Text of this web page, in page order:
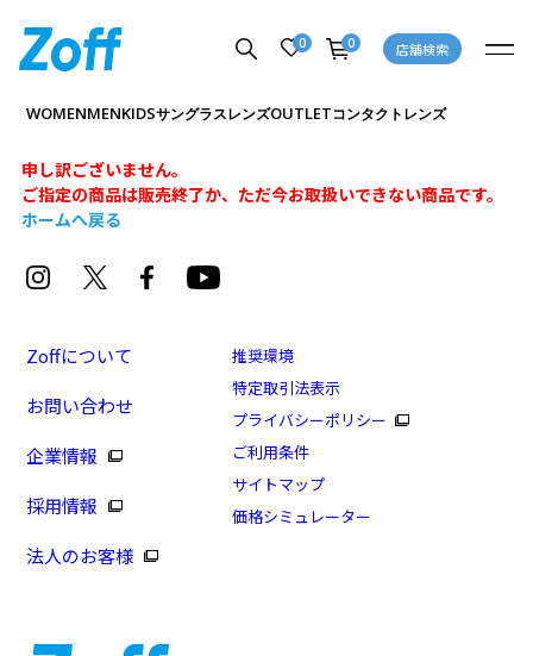
0 0 店舗検索
WOMENMENKIDSサングラスレンズOUTLETコンタクトレンズ
申し訳ございません。
ご指定の商品は販売終了か、ただ今お取扱いできない商品です。
ホームへ戻る
Zoffについて
お問い合わせ
企業情報
採用情報
法人のお客様
推奨環境
特定取引法表示
プライバシーポリシー
ご利用条件
サイトマップ
価格シミュレーター